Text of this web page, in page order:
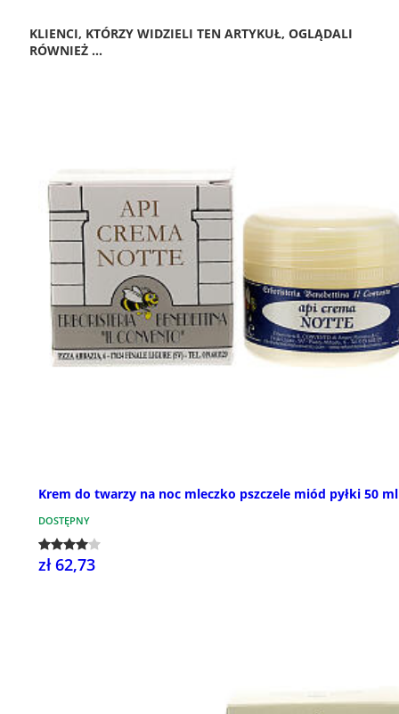
KLIENCI, KTÓRZY WIDZIELI TEN ARTYKUŁ, OGLĄDALI
RÓWNIEŻ ...
Krem do twarzy na noc mleczko pszczele miód pyłki 50 ml
DOSTĘPNY
zł 62,73